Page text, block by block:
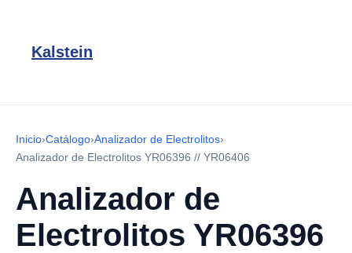
Kalstein
Inicio›Catálogo›Analizador de Electrolitos›
Analizador de Electrolitos YR06396 // YR06406
Analizador de
Electrolitos YR06396